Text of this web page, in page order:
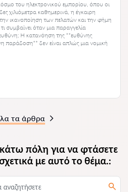
του ηλεκτρονικού εμπορίου, όπου οι
χιλιόμετρα καθημερινά, η έγκαιρη
ικανοποίηση των πελατών και την φήμη
συμβαίνει όταν μια παραγγελία
Η κατανόηση της **ευθύνης
παράδοση** δεν είναι απλώς μια νομική
τα άρθρα
πόλη για να φτάσετε
με αυτό το θέμα.: